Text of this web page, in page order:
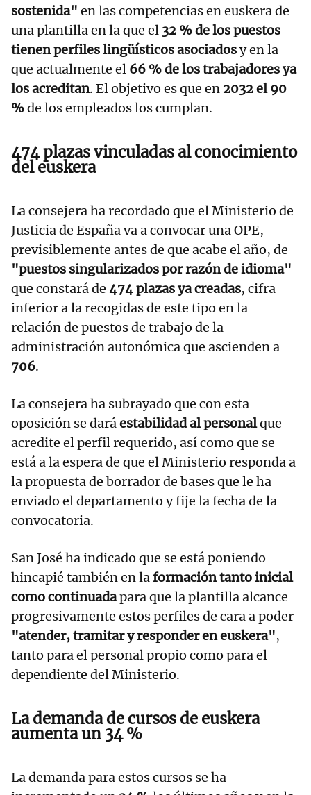
sostenida" en las competencias en euskera de
una plantilla en la que el 32 % de los puestos
tienen perfiles lingüísticos asociadosy en la
que actualmente el 66 % de los trabajadores ya
los acreditan. El objetivo es que en 2032 el 90
%de los empleados los cumplan.
474 plazas vinculadas al conocimiento
del euskera
La consejera ha recordado que el Ministerio de
Justicia de España va a convocar una OPE,
previsiblemente antes de que acabe el año, de
"puestos singularizados por razón de idioma"
que constará de 474 plazas ya creadas, cifra
inferior a la recogidas de este tipo en la
relación de puestos de trabajo de la
administración autonómica que ascienden a
706.
La consejera ha subrayado que con esta
oposición se daráestabilidad al personalque
acredite el perfil requerido, así como que se
está a la espera de que el Ministerio responda a
la propuesta de borrador de bases que le ha
enviado el departamento y fije la fecha de la
convocatoria.
San José ha indicado que se está poniendo
hincapié también en laformación tanto inicial
como continuadapara que la plantilla alcance
progresivamente estos perfiles de cara a poder
"atender, tramitar y responder en euskera",
tanto para el personal propio como para el
dependiente del Ministerio.
La demanda de cursos de euskera
aumenta un 34 %
La demanda para estos cursos se ha